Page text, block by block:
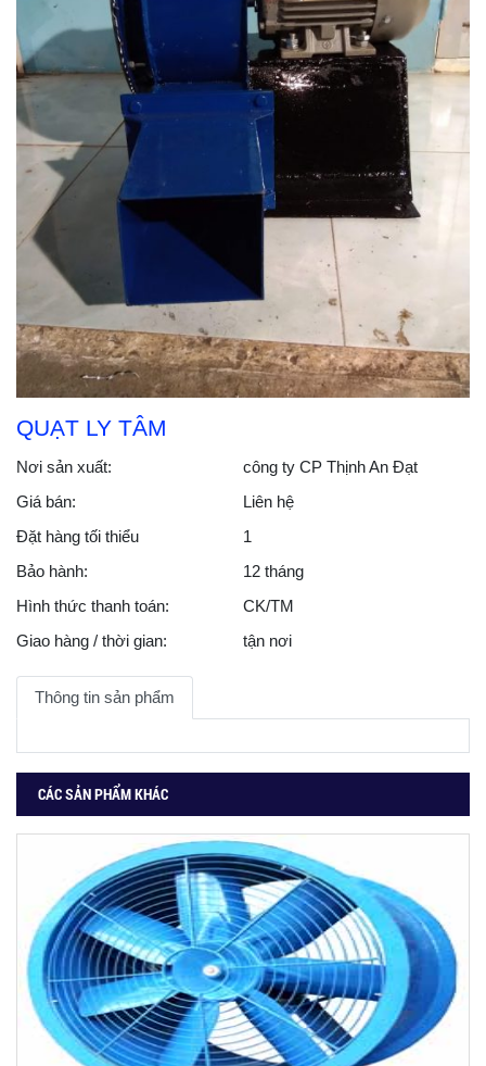
QUẠT LY TÂM
Nơi sản xuất:
công ty CP Thịnh An Đạt
Giá bán:
Liên hệ
Đặt hàng tối thiểu
1
Bảo hành:
12 tháng
Hình thức thanh toán:
CK/TM
Giao hàng / thời gian:
tận nơi
Thông tin sản phẩm
CÁC SẢN PHẨM KHÁC